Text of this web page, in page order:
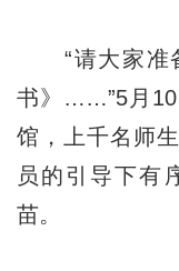
“请大家准
书》……”5月10
馆，上千名师
员的引导下有
苗。